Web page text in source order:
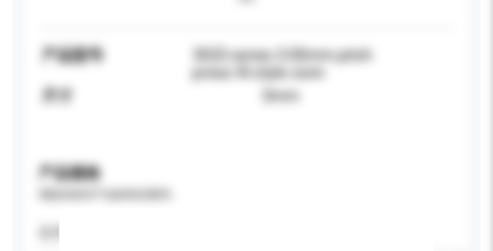
产品型号
3025 series 3.00mm pitch
press-fit style conn
3mm
产品规格